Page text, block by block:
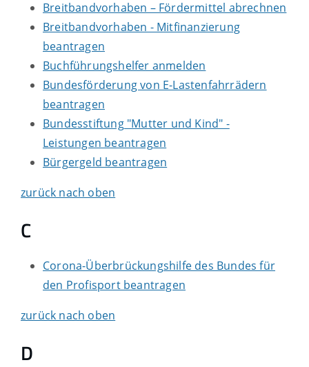
Breitbandvorhaben – Fördermittel abrechnen
Breitbandvorhaben - Mitfinanzierung
beantragen
Buchführungshelfer anmelden
Bundesförderung von E-Lastenfahrrädern
beantragen
Bundesstiftung "Mutter und Kind" -
Leistungen beantragen
Bürgergeld beantragen
zurück nach oben
C
Corona-Überbrückungshilfe des Bundes für
den Profisport beantragen
zurück nach oben
D